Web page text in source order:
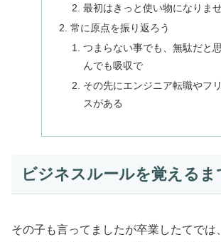
最初はきっと使い物になりま
常に原点を振り返ろう
つまらない事でも、無駄だと
んでも吸収で
その先にエンジニア転職やフ
スがある
ビジネスルールを覚える
その子も言ってましたが卒業したてでは